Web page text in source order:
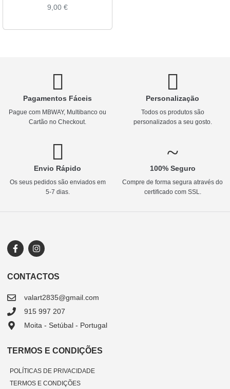
9,00 €
Pagamentos Fáceis
Pague com MBWAY, Multibanco ou
Cartão no Checkout.
Personalização
Todos os produtos são
personalizados a seu gosto.
Envio Rápido
Os seus pedidos são enviados em
5-7 dias.
100% Seguro
Compre de forma segura através do
certificado com SSL.
CONTACTOS
valart2835@gmail.com
915 997 207
Moita - Setúbal - Portugal
TERMOS E CONDIÇÕES
POLÍTICAS DE PRIVACIDADE
TERMOS E CONDIÇÕES